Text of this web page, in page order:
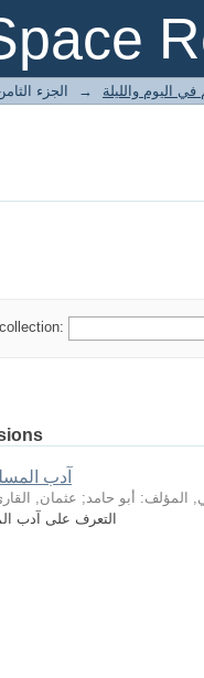
اليوم والليلة → الجزء
آدب
المؤلف: أبو حامد; عثمان,
التعرف على آدب